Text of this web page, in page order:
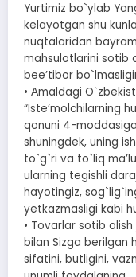
Yurtimiz bo`ylab
kelayotgan shu
nuqtalaridan
mahsulotlarini sotib
beeʼtibor
• Аmaldagi
“Isteʼmolchilarning
qonuni 4-
shuningdek, uning
to`g`ri va to`liq
ularning tegishli
hayotingiz,
yetkazmasligi kabi
• Tovarlar sotib
bilan Sizga berilgan
sifatini, butligini,